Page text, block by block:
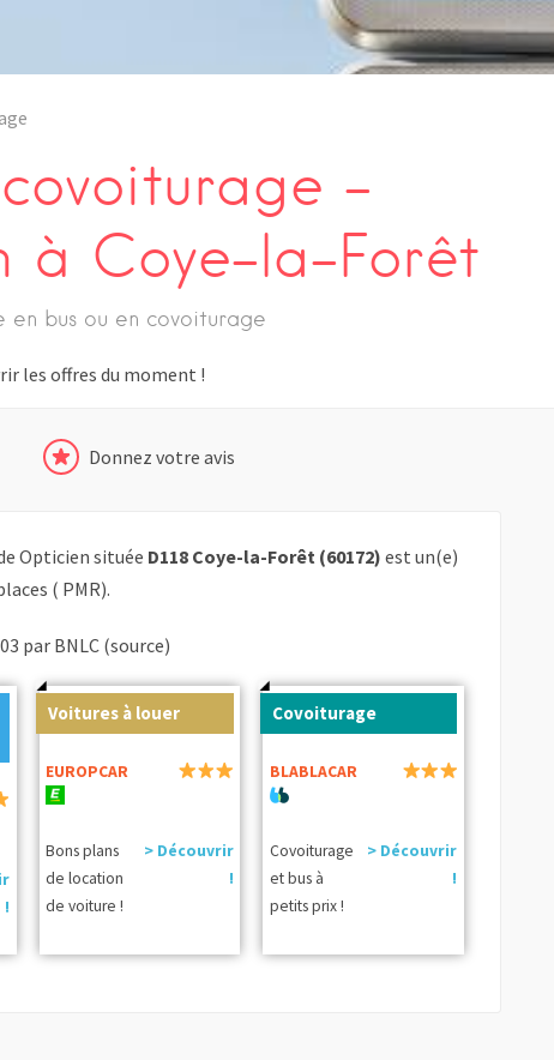
–
à Coye-la-Forêt
en bus ou en covoiturage
les offres du moment !
Donnez votre avis
Opticien située D118 Coye-la-Forêt (60172) est un(e)
( PMR).
par BNLC (source)
!
Voitures à louer
EUROPCAR
Bons plans
de location
de voiture !
> Découvrir
!
Covoiturage
BLABLACAR
Covoiturage
et bus à
petits prix !
> Découvrir
!